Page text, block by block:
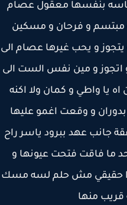
بنفسها معقول عصام
مبتسم و فرحان و مسكين
و يحب غيرها عصام الى
و مين نفس الست الى
واطي و كمان ولا اكنه
و وقعت اغمو عليها
جانب عهد ببرود ياسر راح
ما فاقت فتحت عيونها و
حقيقي مش حلم لسه مسك
منها